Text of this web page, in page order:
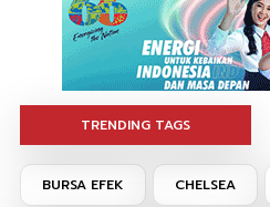
TRENDING TAGS
BURSA EFEK CHELSEA